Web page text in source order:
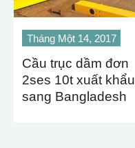
Tháng Một 14, 2017
Cầu trục dầm đơn
2ses 10t xuất khẩu
sang Bangladesh